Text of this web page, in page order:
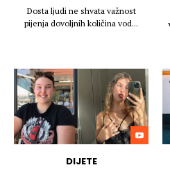
Dosta ljudi ne shvata važnost
pijenja dovoljnih količina vod...
DIJETE